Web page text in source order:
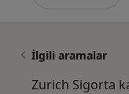
İlgili aramalar
Zurich Sigorta